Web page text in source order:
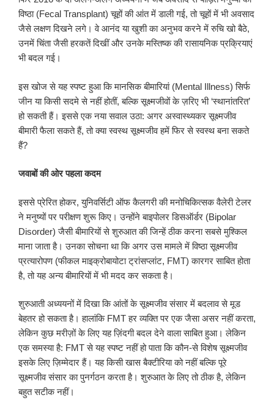
विष्ठा (Fecal Transplant) चूहों की आंत में डाली गई, तो चूहों में भी अवसाद
जैसे लक्षण दिखने लगे। वे आनंद या खुशी का अनुभव करने में रुचि खो बैठे,
उनमें चिंता जैसी हरकतें दिखीं और उनके मस्तिष्क की रासायनिक प्रक्रियाएं
भी बदल गई।
इस खोज से यह स्पष्ट हुआ कि मानसिक बीमारियां (Mental Illness) सिर्फ
जीन या किसी सदमे से नहीं होतीं, बल्कि सूक्ष्मजीवों के ज़रिए भी ‘स्थानांतरित’
हो सकती हैं। इससे एक नया सवाल उठा: अगर अस्वास्थ्यकर सूक्ष्मजीव
बीमारी फैला सकते हैं, तो क्या स्वस्थ सूक्ष्मजीव हमें फिर से स्वस्थ बना सकते
हैं?
जवाबों की ओर पहला कदम
इससे प्रेरित होकर, युनिवर्सिटी ऑफ कैलगरी की मनोचिकित्सक वैलेरी टेलर
ने मनुष्यों पर परीक्षण शुरू किए। उन्होंने बाइपोलर डिसऑर्डर (Bipolar
Disorder) जैसी बीमारियों से शुरुआत की जिन्हें ठीक करना सबसे मुश्किल
माना जाता है। उनका सोचना था कि अगर उस मामले में विष्ठा सूक्ष्मजीव
प्रत्यारोपण (फीकल माइक्रोबायोटा ट्रांसप्लांट, FMT) कारगर साबित होता
है, तो यह अन्य बीमारियों में भी मदद कर सकता है।
शुरुआती अध्ययनों में दिखा कि आंतों के सूक्ष्मजीव संसार में बदलाव से मूड
बेहतर हो सकता है। हालांकि FMT हर व्यक्ति पर एक जैसा असर नहीं करता,
लेकिन कुछ मरीज़ों के लिए यह ज़िंदगी बदल देने वाला साबित हुआ। लेकिन
एक समस्या है: FMT से यह स्पष्ट नहीं हो पाता कि कौन-से विशेष सूक्ष्मजीव
इसके लिए ज़िम्मेदार हैं। यह किसी खास बैक्टीरिया को नहीं बल्कि पूरे
सूक्ष्मजीव संसार का पुनर्गठन करता है। शुरुआत के लिए तो ठीक है, लेकिन
बहुत सटीक नहीं।